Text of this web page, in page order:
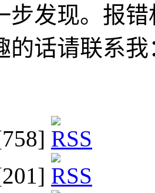
步发现。报
的话请联系我